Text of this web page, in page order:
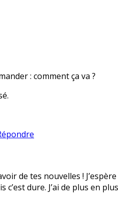
: comment ça va ?
de tes nouvelles !
c’est dure. J’ai de plus en